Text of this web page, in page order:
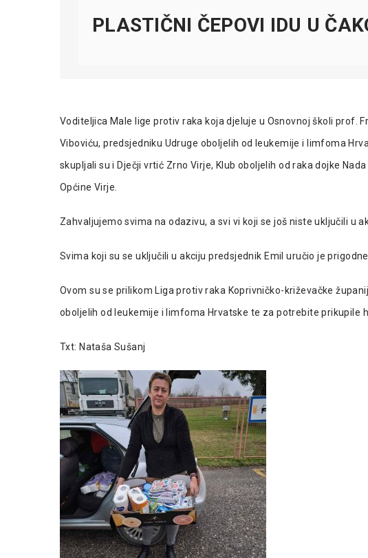
PLASTIČNI ČEPOVI IDU U
Voditeljica Male lige protiv raka koja djeluje u Osnovnoj školi prof.
Viboviću, predsjedniku Udruge oboljelih od leukemije i limfoma
skupljali su i Dječji vrtić Zrno Virje, Klub oboljelih od raka dojke Nada
Općine Virje.
Zahvaljujemo svima na odazivu, a svi vi koji se još niste uključili u
Svima koji su se uključili u akciju predsjednik Emil uručio je
Ovom su se prilikom Liga protiv raka Koprivničko-križevačke
oboljelih od leukemije i limfoma Hrvatske te za potrebite prikupile
Txt: Nataša Sušanj